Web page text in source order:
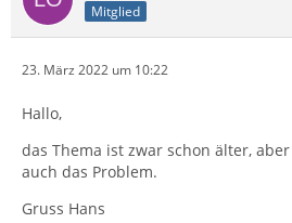
Mitglied
23. März 2022 um 10:22
Hallo,
das Thema ist zwar schon älter,
auch das Problem.
Gruss Hans